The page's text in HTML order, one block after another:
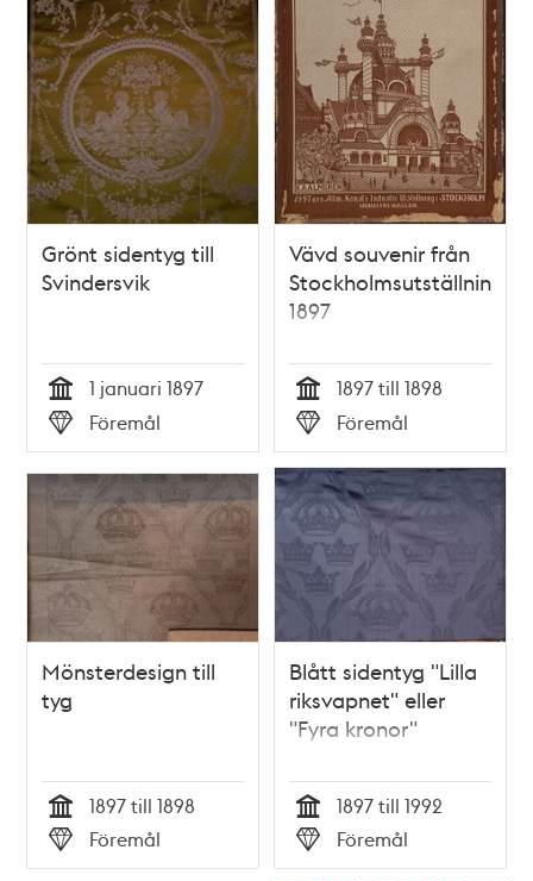
Grönt sidentyg till
Svindersvik
Tid
1 januari 1897
Typ
Föremål
Vävd souvenir från
Stockholmsutställningen
1897
Tid
1897 till 1898
Typ
Föremål
Mönsterdesign till
tyg
Tid
1897 till 1898
Typ
Föremål
Blått sidentyg "Lilla
riksvapnet" eller
"Fyra kronor"
Tid
1897 till 1992
Typ
Föremål